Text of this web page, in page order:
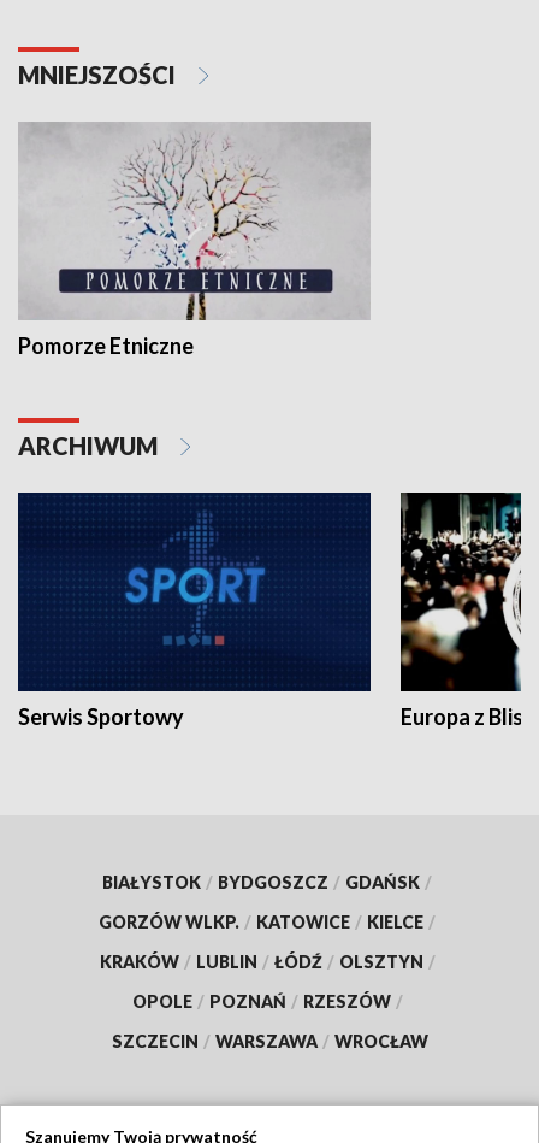
MNIEJSZOŚCI
Pomorze Etniczne
ARCHIWUM
Serwis Sportowy Europa z
BIAŁYSTOK / BYDGOSZCZ / GDAŃSK /
GORZÓW WLKP. / KATOWICE / KIELCE /
KRAKÓW / LUBLIN / ŁÓDŹ / OLSZTYN /
OPOLE / POZNAŃ / RZESZÓW /
SZCZECIN / WARSZAWA / WROCŁAW
Szanujemy Twoją prywatność